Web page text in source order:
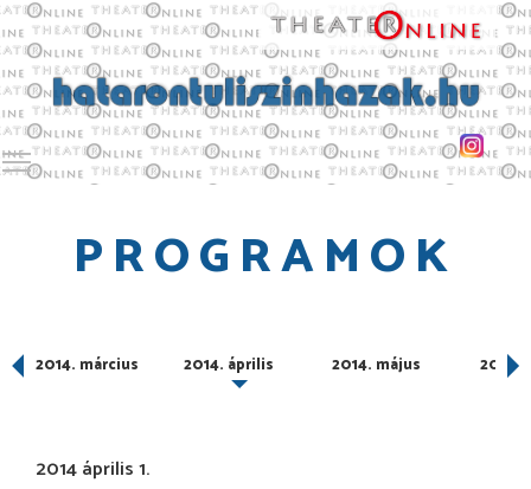
Toggle main menu visibility
PROGRAMOK
2014. március 2014. április 2014. május 2014.
2014 április 1.